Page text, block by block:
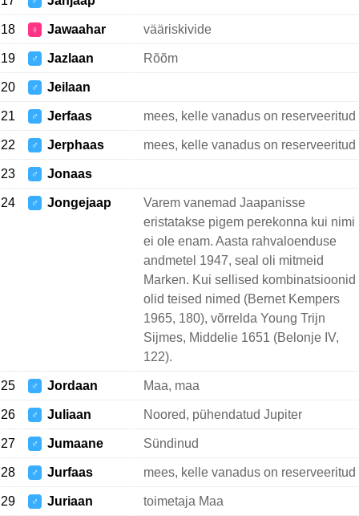
18 ♀ Jawaahar vääriskivide
19 ♂ Jazlaan Rõõm
20 ♂ Jeilaan
21 ♂ Jerfaas mees, kelle vanadus on reserveeritud
22 ♂ Jerphaas mees, kelle vanadus on reserveeritud
23 ♂ Jonaas
24 ♂ Jongejaap
Varem vanemad Jaapanisse
eristatakse pigem perekonna kui nimi
ei ole enam. Aasta rahvaloenduse
andmetel 1947, seal oli mitmeid
Marken. Kui sellised kombinatsioonid
olid teised nimed (Bernet Kempers
1965, 180), võrrelda Young Trijn
Sijmes, Middelie 1651 (Belonje IV,
122).
25 ♂ Jordaan Maa, maa
26 ♂ Juliaan Noored, pühendatud Jupiter
27 ♂ Jumaane Sündinud
28 ♂ Jurfaas mees, kelle vanadus on reserveeritud
29 ♂ Juriaan toimetaja Maa